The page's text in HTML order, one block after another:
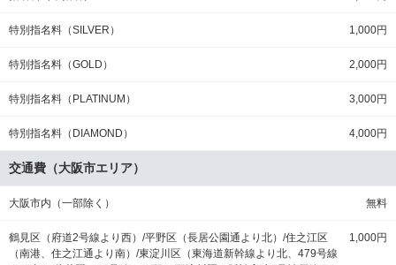
特別指名料（SILVER） 1,000円
特別指名料（GOLD） 2,000円
特別指名料（PLATINUM） 3,000円
特別指名料（DIAMOND） 4,000円
交通費（大阪市エリア）
大阪市内（一部除く） 無料
鶴見区（府道2号線より西）/平野区（長居公園通より北）/住之江区
（南港、住之江通より南）/東淀川区（東海道新幹線より北、479号線
1,000円